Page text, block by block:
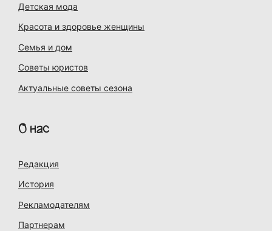
Детская мода
Красота и здоровье женщины
Семья и дом
Советы юристов
Актуальные советы сезона
О нас
Редакция
История
Рекламодателям
Партнерам